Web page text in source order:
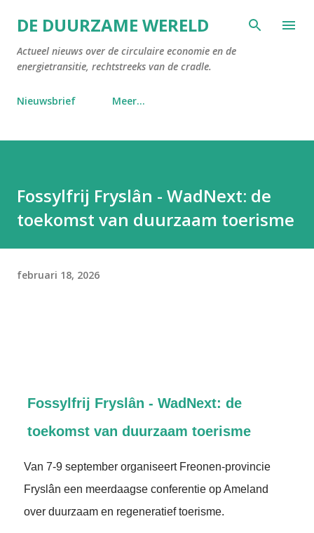
Doorgaan naar hoofdcontent
DE DUURZAME WERELD
Actueel nieuws over de circulaire economie en de
energietransitie, rechtstreeks van de cradle.
Nieuwsbrief Meer…
Fossylfrij Fryslân - WadNext: de
toekomst van duurzaam toerisme
februari 18, 2026
Fossylfrij Fryslân - WadNext: de
toekomst van duurzaam toerisme
Van 7-9 september organiseert Freonen-provincie
Fryslân een meerdaagse conferentie op Ameland
over duurzaam en regeneratief toerisme.